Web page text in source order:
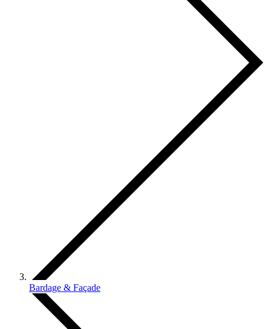
Bardage & Façade